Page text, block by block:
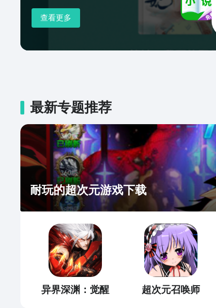
查看更多
最新专题推荐
耐玩的超次元游戏下载
异界深渊：觉醒 超次元召唤师